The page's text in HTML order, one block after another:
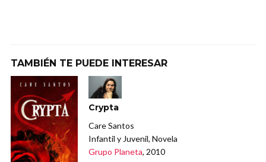
TAMBIÉN TE PUEDE INTERESAR
Crypta
Care Santos
Infantil y Juvenil, Novela
Grupo Planeta, 2010